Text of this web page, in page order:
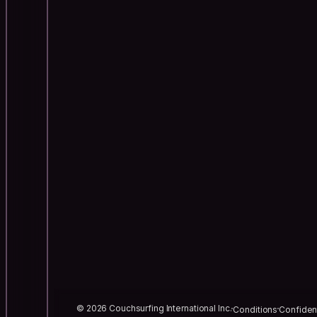
© 2026 Couchsurfing International Inc.Conditions